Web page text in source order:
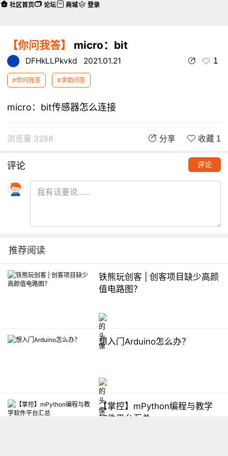
【你问我答】 micro：bit
DFHkLLPkvkd 2021.01.21 1
#你问我答 #求助问答
micro：bit传感器怎么连接
浏览量 3288 分享 收藏 1
评论 评论
推荐阅读
铁熊玩创客 | 创客项目缺少高颜
值电路图？
想入门Arduino怎么办？
【掌控】mPython编程与教学
软件平台汇总
社区首页 论坛 商城 登录